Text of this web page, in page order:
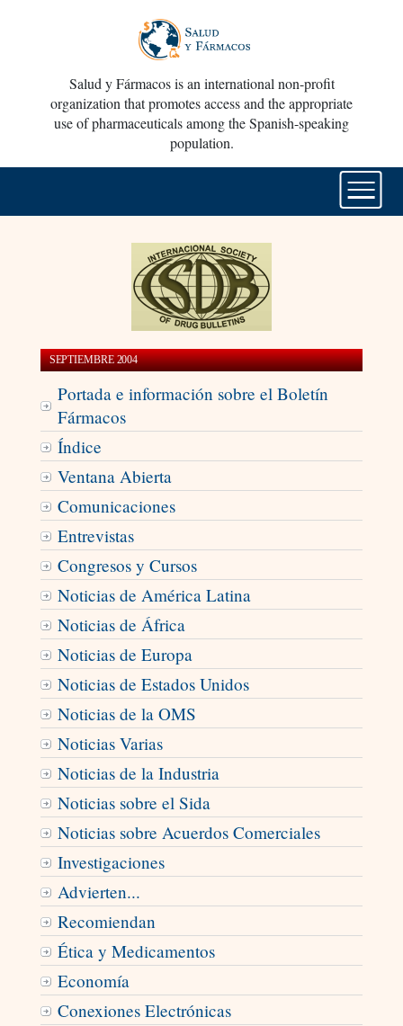
Salud y Fármacos is an international non-profit
organization that promotes access and the appropriate
use of pharmaceuticals among the Spanish-speaking
population.
SEPTIEMBRE 2004
Portada e información sobre el Boletín
Fármacos
Índice
Ventana Abierta
Comunicaciones
Entrevistas
Congresos y Cursos
Noticias de América Latina
Noticias de África
Noticias de Europa
Noticias de Estados Unidos
Noticias de la OMS
Noticias Varias
Noticias de la Industria
Noticias sobre el Sida
Noticias sobre Acuerdos Comerciales
Investigaciones
Advierten...
Recomiendan
Ética y Medicamentos
Economía
Conexiones Electrónicas